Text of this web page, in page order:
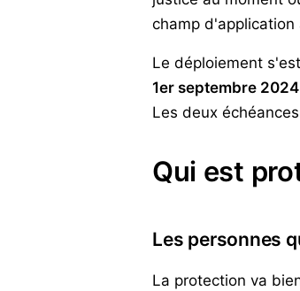
champ d'application
Le déploiement
1er septembre 2024
Les deux
Qui est
Les personnes
La protection va